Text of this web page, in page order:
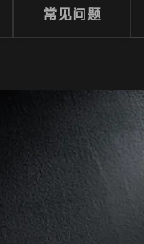
常见问题